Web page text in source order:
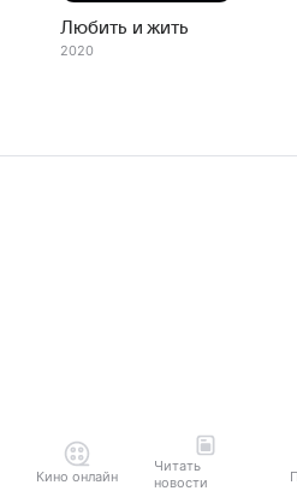
Любить и жить
2020
Кино онлайн
Читать
новости